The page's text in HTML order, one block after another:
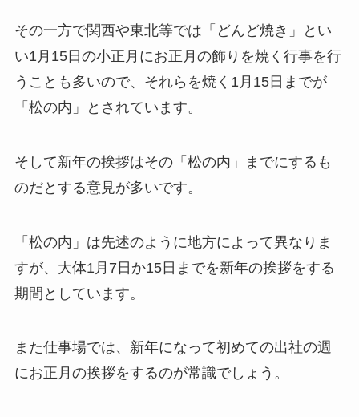
その一方で関西や東北等では「どんど焼き」とい
い1月15日の小正月にお正月の飾りを焼く行事を行
うことも多いので、それらを焼く1月15日までが
「松の内」とされています。
そして新年の挨拶はその「松の内」までにするも
のだとする意見が多いです。
「松の内」は先述のように地方によって異なりま
すが、大体1月7日か15日までを新年の挨拶をする
期間としています。
また仕事場では、新年になって初めての出社の週
にお正月の挨拶をするのが常識でしょう。